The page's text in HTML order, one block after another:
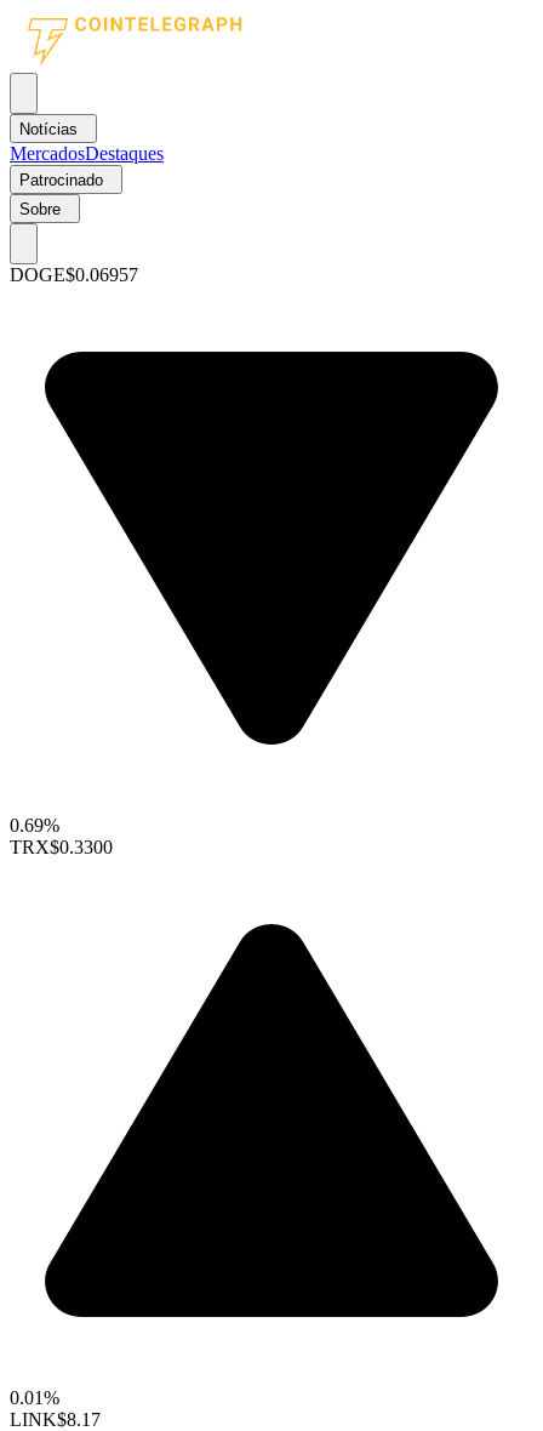
Notícias
MercadosDestaques
Patrocinado
Sobre
DOGE$0.06957
0.69%
TRX$0.3300
0.01%
LINK$8.17